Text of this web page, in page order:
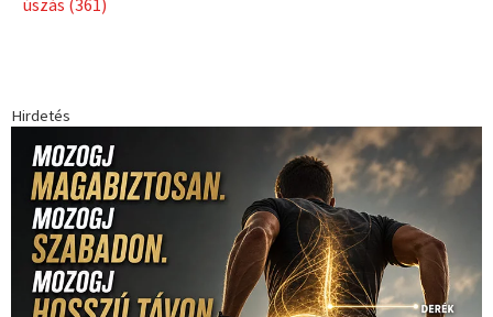
(181)Jégkorong(148)kajakkenu(138)karate(168)kickbox(204)
kosárlabda(166) Lewis Hamilton(168)
magyar
labdarúgóválogatott(148)Mercedes (244) motorsport(153)
Opel
Dakar Team(132)Rali Világbajnokság (122) Rendezvény(142)
rio
2016(373)sport Sportime Magazin(128)szabadidősport
(316) Szalay Balázs(126) tenisz(416) táplálkozás(155)utazás
(126)Video(247)világbajnokság (162) Világkupa(129)
vitorlázás
(222) vívás(174) (197) Érdi Mária(130)életmód(416)
úszás(361)